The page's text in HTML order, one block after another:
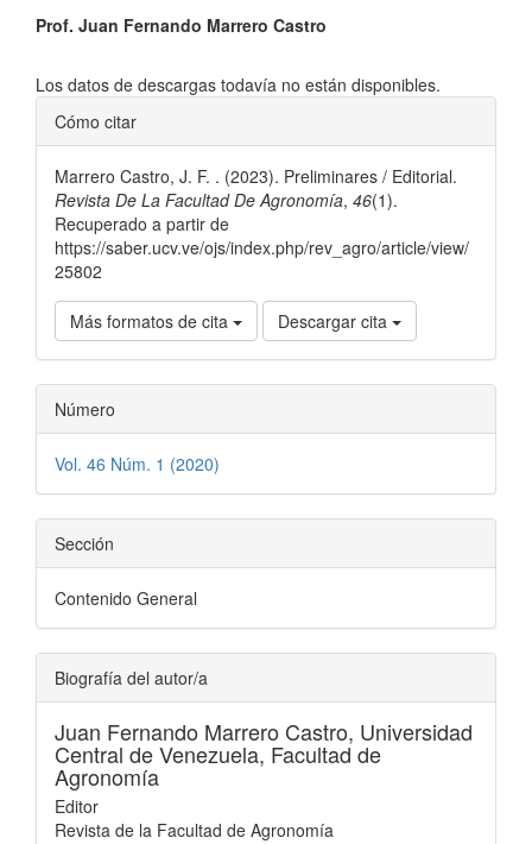
Prof. Juan Fernando Marrero Castro
Los datos de descargas todavía no están disponibles.
Detalles
del
artículo
Cómo citar
Marrero Castro, J. F. . (2023). Preliminares / Editorial.
Revista De La Facultad De Agronomía, 46(1).
Recuperado a partir de
https://saber.ucv.ve/ojs/index.php/rev_agro/article/view/
25802
Más formatos de cita Descargar cita
Número
Vol. 46 Núm. 1 (2020)
Sección
Contenido General
Biografía del autor/a
Juan Fernando Marrero Castro, Universidad
Central de Venezuela, Facultad de
Agronomía
Editor
Revista de la Facultad de Agronomía